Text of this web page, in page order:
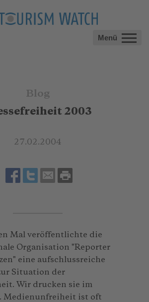
Menü
Blog
2003
27.02.2004
Mal veröffentlichte die
Organisation "Reporter
eine aufschlussreiche
Situation der
Wir drucken sie im
Medienunfreiheit ist oft